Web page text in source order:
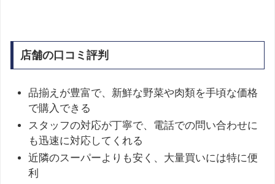
店舗の口コミ評判
品揃えが豊富で、新鮮な野菜や肉類を手頃な価格
で購入できる
スタッフの対応が丁寧で、電話での問い合わせに
も迅速に対応してくれる
近隣のスーパーよりも安く、大量買いには特に便
利